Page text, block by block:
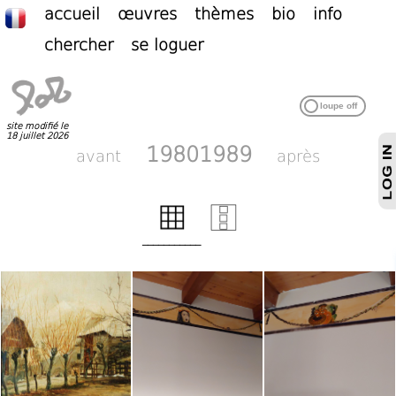
accueil œuvres thèmes bio
info
chercher
se loguer
site modifié le
18 juillet 2026
avant 19801989 après